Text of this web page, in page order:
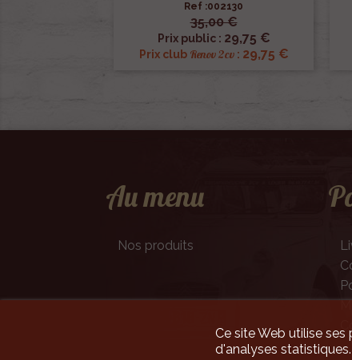
Ref :002130
35,00 €
Prix public : 29,75 €
Prix club Renov 2cv: 29,75 €
 Aperçu rapide
Au menu
Nos produits
Ce site Web utilise
d'analyses statistiques.